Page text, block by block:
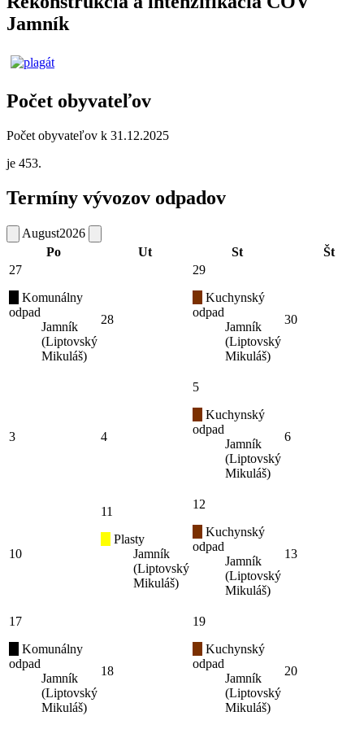
Jamník
Počet obyvateľov
Počet obyvateľov k 31.12.2025
je 453.
Termíny vývozov odpadov
August2026
Po
Ut St
Št
27
Komunálny
odpad
Jamník
(Liptovský
Mikuláš)
28
29
Kuchynský
odpad
Jamník
(Liptovský
Mikuláš)
30
3 4
5
Kuchynský
odpad
Jamník
(Liptovský
Mikuláš)
6
10
11
Plasty
Jamník
(Liptovský
Mikuláš)
12
Kuchynský
odpad
Jamník
(Liptovský
Mikuláš)
13
17
Komunálny
odpad
Jamník
(Liptovský
Mikuláš)
18
19
Kuchynský
odpad
Jamník
(Liptovský
Mikuláš)
20